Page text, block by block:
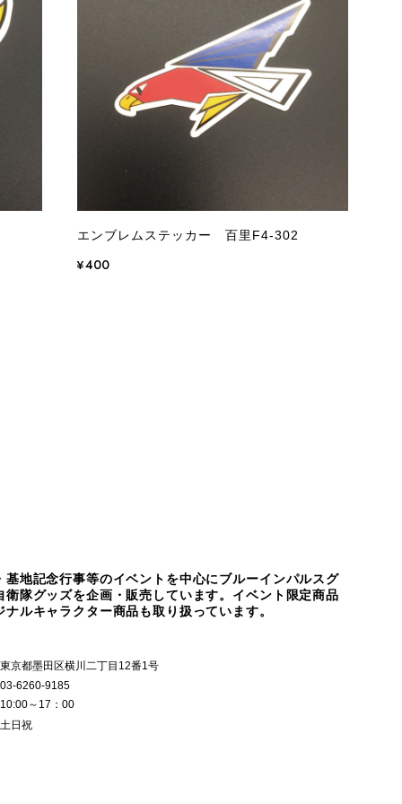
エンブレムステッカー 百里F4-302
¥400
基地記念行事等のイベントを中心にブルーインパルスグ
衛隊グッズを企画・販売しています。イベント限定商品
ナルキャラクター商品も取り扱っています。
東京都墨田区横川二丁目12番1号
03-6260-9185
10:00～17：00
土日祝